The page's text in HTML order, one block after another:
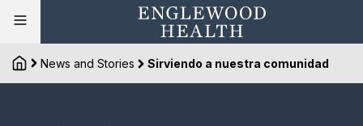
News and Stories Sirviendo a nuestra comunidad